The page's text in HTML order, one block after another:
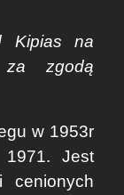
Kipias na
zgodą
w 1953r
Jest